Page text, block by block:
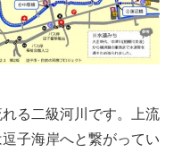
る二級河川です。上流
子海岸へと繋がってい